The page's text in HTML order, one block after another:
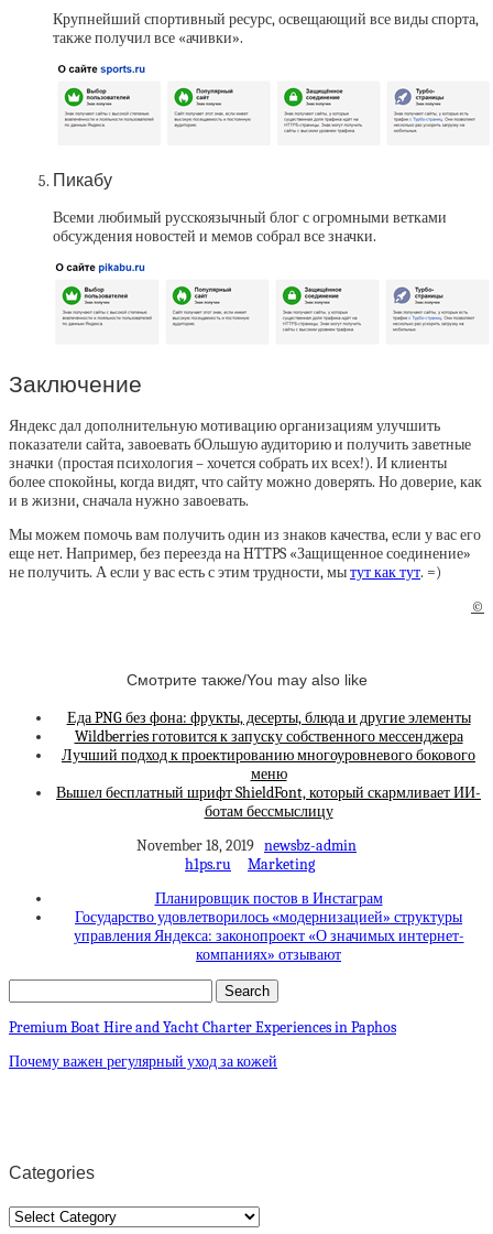
Крупнейший спортивный ресурс, освещающий все виды спорта,
также получил все «ачивки».
Пикабу
Всеми любимый русскоязычный блог с огромными ветками
обсуждения новостей и мемов собрал все значки.
Заключение
Яндекс дал дополнительную мотивацию организациям улучшить
показатели сайта, завоевать бОльшую аудиторию и получить заветные
значки (простая психология – хочется собрать их всех!). И клиенты
более спокойны, когда видят, что сайту можно доверять. Но доверие, как
и в жизни, сначала нужно завоевать.
Мы можем помочь вам получить один из знаков качества, если у вас его
еще нет. Например, без переезда на HTTPS «Защищенное соединение»
не получить. А если у вас есть с этим трудности, мытут как тут. =)
©
Смотрите также/You may also like
Еда PNG без фона: фрукты, десерты, блюда и другие элементы
Wildberries готовится к запуску собственного мессенджера
Лучший подход к проектированию многоуровневого бокового
меню
Вышел бесплатный шрифт ShieldFont, который скармливает ИИ-
ботам бессмыслицу
November 18, 2019 newsbz-admin
h1ps.ru
Marketing
Планировщик постов в Инстаграм
Государство удовлетворилось «модернизацией» структуры
управления Яндекса: законопроект «О значимых интернет-
компаниях» отзывают
Premium Boat Hire and Yacht Charter Experiences in Paphos
Почему важен регулярный уход за кожей
Categories
Categories